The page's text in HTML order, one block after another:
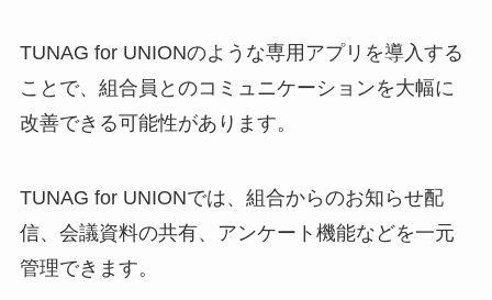
TUNAG for UNIONのような専用アプリを導入する
ことで、組合員とのコミュニケーションを大幅に
改善できる可能性があります。
TUNAG for UNIONでは、組合からのお知らせ配
信、会議資料の共有、アンケート機能などを一元
管理できます。